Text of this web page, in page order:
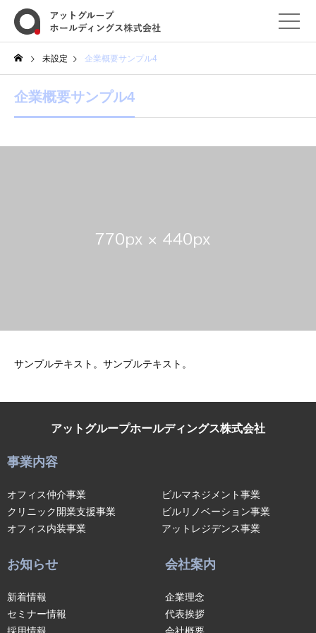
未設定 企業概要サンプル4
企業概要サンプル4
サンプルテキスト。サンプルテキスト。
アットグループホールディングス株式会社
事業内容
オフィス仲介事業
クリニック開業支援事業
オフィス内装事業
ビルマネジメント事業
ビルリノベーション事業
アットレジデンス事業
お知らせ
新着情報
セミナー情報
会社案内
企業理念
代表挨拶